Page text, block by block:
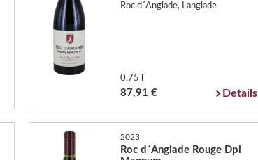
Roc d´Anglade, Langlade
0,75 l
87,91 € Details
2023
Roc d´Anglade Rouge Dpl